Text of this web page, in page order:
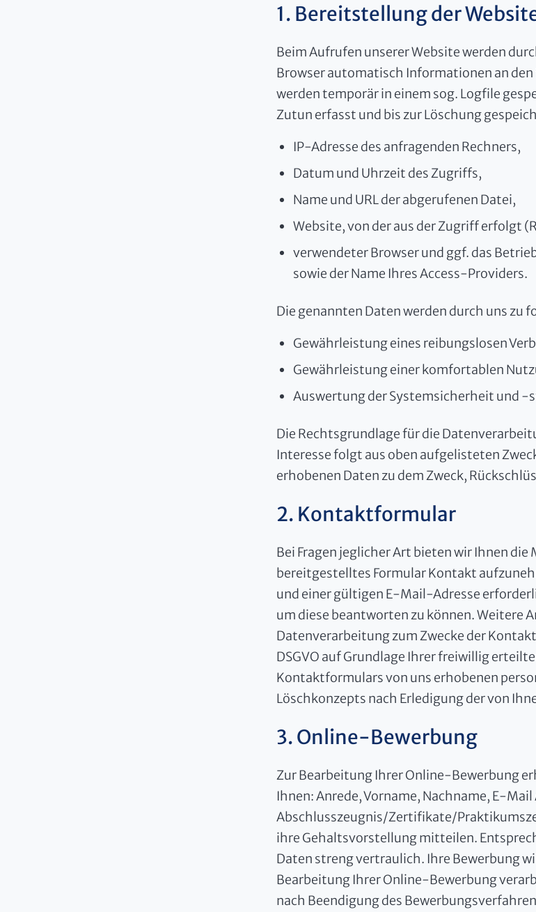
1. Bereitstellung der
Beim Aufrufen unserer Website werden
Browser automatisch Informationen an
werden temporär in einem sog. Logfile
Zutun erfasst und bis zur Löschung
IP-Adresse des anfragenden Rechners,
Datum und Uhrzeit des Zugriffs,
Name und URL der abgerufenen Datei,
Website, von der aus der Zugriff erfolgt
verwendeter Browser und ggf. das
sowie der Name Ihres Access-Providers.
Die genannten Daten werden durch uns zu
Gewährleistung eines reibungslosen
Gewährleistung einer komfortablen
Auswertung der Systemsicherheit und
Die Rechtsgrundlage für die
Interesse folgt aus oben aufgelisteten
erhobenen Daten zu dem Zweck,
2. Kontaktformular
Bei Fragen jeglicher Art bieten wir Ihnen
bereitgestelltes Formular Kontakt
und einer gültigen E-Mail-Adresse
um diese beantworten zu können. Weitere
Datenverarbeitung zum Zwecke der
DSGVO auf Grundlage Ihrer freiwillig
Kontaktformulars von uns erhobenen
Löschkonzepts nach Erledigung der von
3. Online-Bewerbung
Zur Bearbeitung Ihrer Online-Bewerbung
Ihnen: Anrede, Vorname, Nachname, E-
Abschlusszeugnis/Zertifikate/
ihre Gehaltsvorstellung mitteilen.
Daten streng vertraulich. Ihre Bewerbung
Bearbeitung Ihrer Online-Bewerbung
nach Beendigung des